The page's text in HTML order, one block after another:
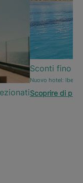
Sconti fino al
Nuovo hotel:
Scoprire di più